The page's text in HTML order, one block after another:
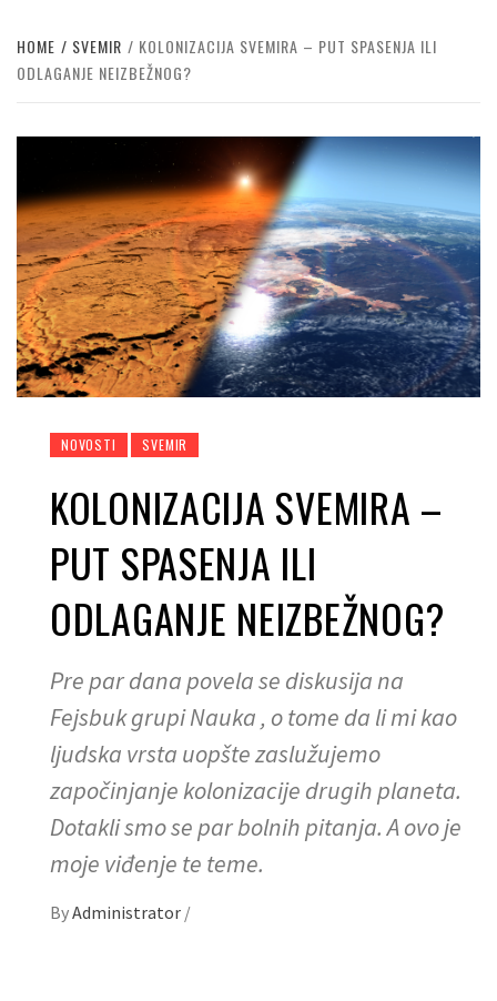
HOME SVEMIR
KOLONIZACIJA SVEMIRA – PUT SPASENJA ILI
ODLAGANJE NEIZBEŽNOG?
NOVOSTI SVEMIR
KOLONIZACIJA SVEMIRA –
PUT SPASENJA ILI
ODLAGANJE NEIZBEŽNOG?
Pre par dana povela se diskusija na
Fejsbuk grupi Nauka , o tome da li mi kao
ljudska vrsta uopšte zaslužujemo
započinjanje kolonizacije drugih planeta.
Dotakli smo se par bolnih pitanja. A ovo je
moje viđenje te teme.
ByAdministrator /